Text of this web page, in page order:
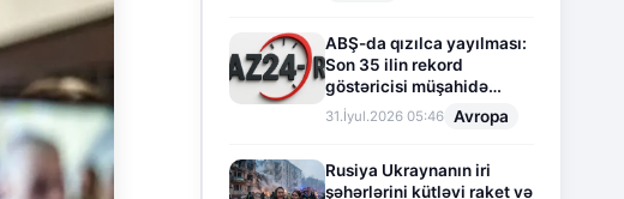
ABŞ-da qızılca yayılması:
Son 35 ilin rekord
göstəricisi müşahidə
olunur
31.İyul.2026 05:46 Avropa
Rusiya Ukraynanın iri
şəhərlərini kütləvi raket və